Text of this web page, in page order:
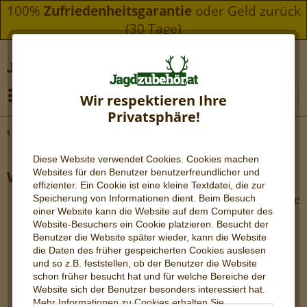
100% Zufriedenheitsgarantie oder Geld zurück
(30 Tage)
Wir respektieren Ihre
Privatsphäre!
Diese Website verwendet Cookies. Cookies machen
Websites für den Benutzer benutzerfreundlicher und
effizienter. Ein Cookie ist eine kleine Textdatei, die zur
Speicherung von Informationen dient. Beim Besuch
einer Website kann die Website auf dem Computer des
Website-Besuchers ein Cookie platzieren. Besucht der
Benutzer die Website später wieder, kann die Website
die Daten des früher gespeicherten Cookies auslesen
und so z.B. feststellen, ob der Benutzer die Website
schon früher besucht hat und für welche Bereiche der
Website sich der Benutzer besonders interessiert hat.
Mehr Informationen zu Cookies erhalten Sie
Wild 650D – Wärmebild-Monokular